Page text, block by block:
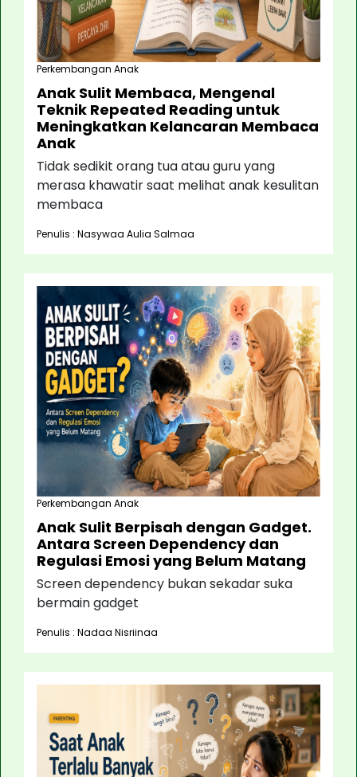
Perkembangan Anak
Anak Sulit Membaca, Mengenal
Teknik Repeated Reading untuk
Meningkatkan Kelancaran Membaca
Anak
Tidak sedikit orang tua atau guru yang
merasa khawatir saat melihat anak kesulitan
membaca
Penulis : Nasywaa Aulia Salmaa
Perkembangan Anak
Anak Sulit Berpisah dengan Gadget.
Antara Screen Dependency dan
Regulasi Emosi yang Belum Matang
Screen dependency bukan sekadar suka
bermain gadget
Penulis : Nadaa Nisriinaa